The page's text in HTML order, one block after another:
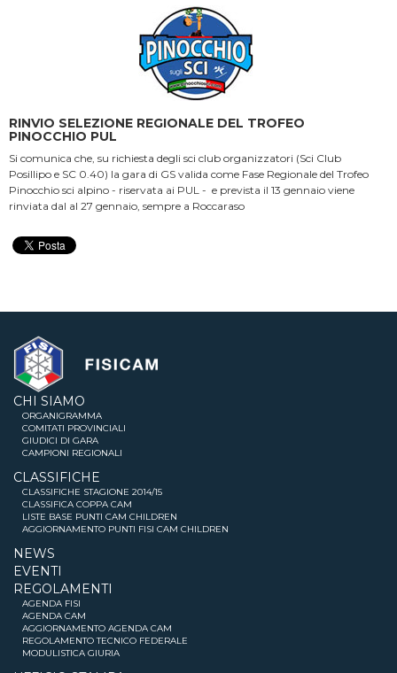
RINVIO SELEZIONE REGIONALE DEL TROFEO
PINOCCHIO PUL
Si comunica che, su richiesta degli sci club organizzatori (Sci Club
Posillipo e SC 0.40) la gara di GS valida come Fase Regionale del Trofeo
Pinocchio sci alpino - riservata ai PUL - e prevista il 13 gennaio viene
rinviata dal al 27 gennaio, sempre a Roccaraso
CHI SIAMO
ORGANIGRAMMA
COMITATI PROVINCIALI
GIUDICI DI GARA
CAMPIONI REGIONALI
CLASSIFICHE
CLASSIFICHE STAGIONE 2014/15
CLASSIFICA COPPA CAM
LISTE BASE PUNTI CAM CHILDREN
AGGIORNAMENTO PUNTI FISI CAM CHILDREN
NEWS
EVENTI
REGOLAMENTI
AGENDA FISI
AGENDA CAM
AGGIORNAMENTO AGENDA CAM
REGOLAMENTO TECNICO FEDERALE
MODULISTICA GIURIA